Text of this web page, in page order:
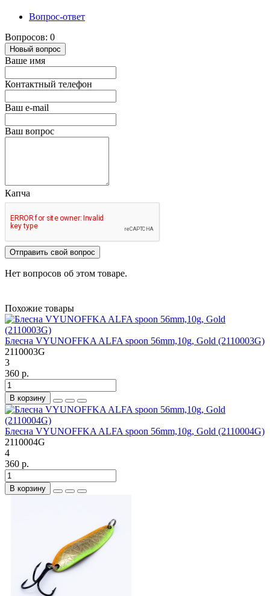
Вопрос-ответ
Вопросов: 0
Новый вопрос
Ваше имя
Контактный телефон
Ваш e-mail
Ваш вопрос
Капча
Отправить свой вопрос
Нет вопросов об этом товаре.
Похожие товары
Блесна VYUNOFFKA ALFA spoon 56mm,10g, Gold (2110003G)
2110003G
3
360 р.
В корзину
Блесна VYUNOFFKA ALFA spoon 56mm,10g, Gold (2110004G)
2110004G
4
360 р.
В корзину